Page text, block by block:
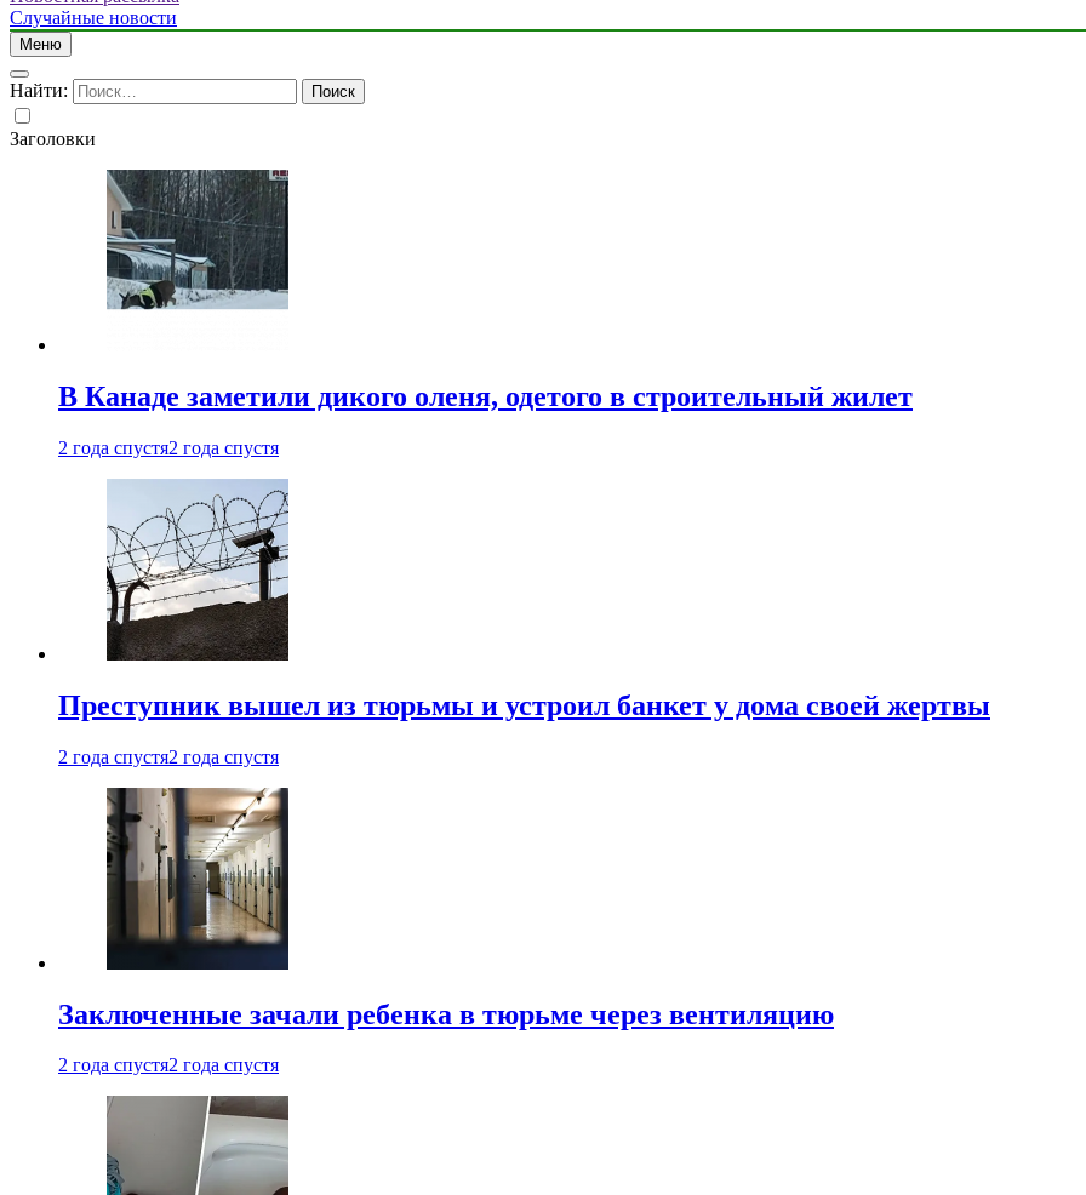
Случайные новости
Меню
Найти:
Заголовки
В Канаде заметили дикого оленя, одетого в строительный жилет
2 года спустя2 года спустя
Преступник вышел из тюрьмы и устроил банкет у дома своей жертвы
2 года спустя2 года спустя
Заключенные зачали ребенка в тюрьме через вентиляцию
2 года спустя2 года спустя